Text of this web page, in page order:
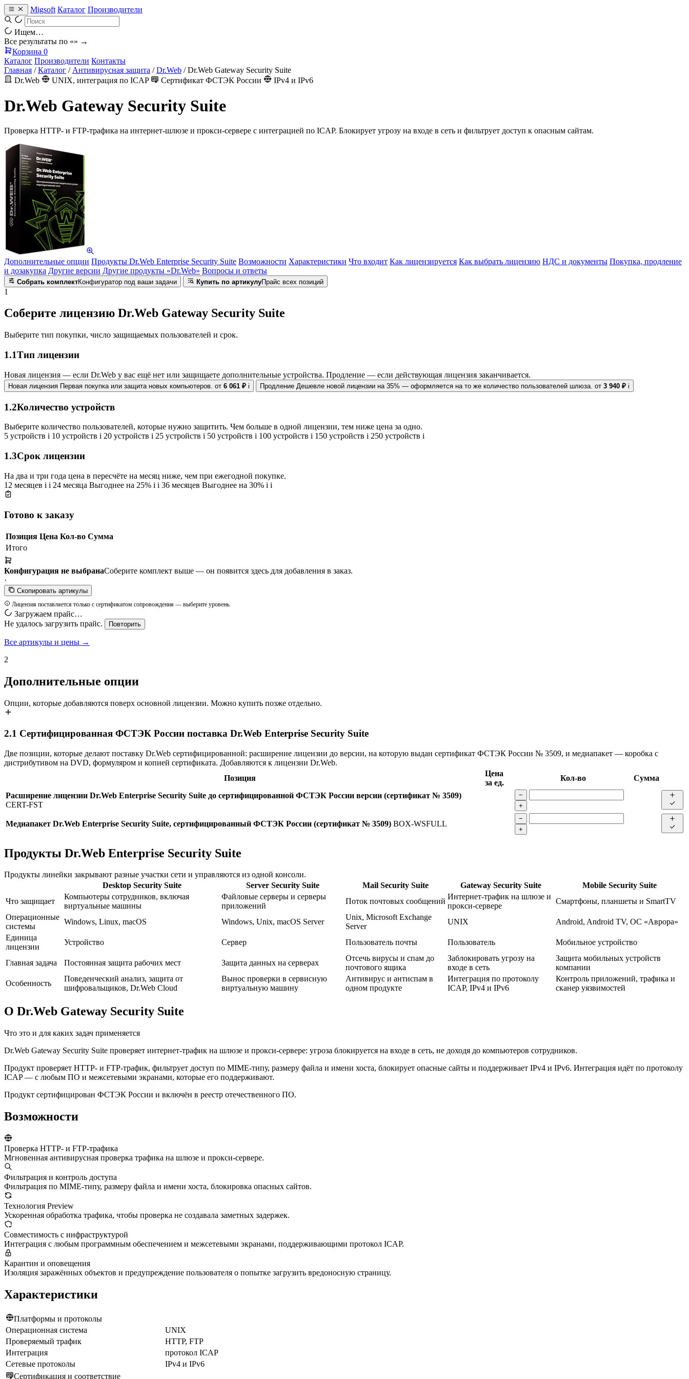
Migsoft Каталог Производители
Ищем…
Все результаты по «» →
Корзина 0
Каталог Производители Контакты
Главная / Каталог / Антивирусная защита / Dr.Web / Dr.Web Gateway Security Suite
Dr.Web
UNIX, интеграция по ICAP Сертификат ФСТЭК России IPv4 и IPv6
Dr.Web Gateway Security Suite
Проверка HTTP- и FTP-трафика на интернет-шлюзе и прокси-сервере с интеграцией по ICAP. Блокирует угрозу на входе в сеть и фильтрует доступ к опасным сайтам.
Дополнительные опции Продукты Dr.Web Enterprise Security Suite Возможности Характеристики Что входит Как лицензируется Как выбрать лицензию НДС и документы Покупка, продление
и дозакупка Другие версии Другие продукты «Dr.Web» Вопросы и ответы
Собрать комплектКонфигуратор под ваши задачи Купить по артикулуПрайс всех позиций
1
Соберите лицензию Dr.Web Gateway Security Suite
Выберите тип покупки, число защищаемых пользователей и срок.
1.1Тип лицензии
Новая лицензия — если Dr.Web у вас ещё нет или защищаете дополнительные устройства. Продление — если действующая лицензия заканчивается.
Новая лицензия Первая покупка или защита новых компьютеров. от 6 061 ₽ i Продление Дешевле новой лицензии на 35% — оформляется на то же количество пользователей шлюза. от 3 940 ₽ i
1.2Количество устройств
Выберите количество пользователей, которые нужно защитить. Чем больше в одной лицензии, тем ниже цена за одно.
5 устройств i 10 устройств i 20 устройств i 25 устройств i 50 устройств i 100 устройств i 150 устройств i 250 устройств i
1.3Срок лицензии
На два и три года цена в пересчёте на месяц ниже, чем при ежегодной покупке.
12 месяцев i i 24 месяца Выгоднее на 25% i i 36 месяцев Выгоднее на 30% i i
Готово к заказу
Позиция Цена Кол-во Сумма
Итого
Конфигурация не выбранаСоберите комплект выше — он появится здесь для добавления в заказ.
·
Скопировать артикулы
Лицензия поставляется только с сертификатом сопровождения — выберите уровень.
Загружаем прайс…
Не удалось загрузить прайс.
Повторить
Все артикулы и цены →
2
Дополнительные опции
Опции, которые добавляются поверх основной лицензии. Можно купить позже отдельно.
2.1 Сертифицированная ФСТЭК России поставка Dr.Web Enterprise Security Suite
Две позиции, которые делают поставку Dr.Web сертифицированной: расширение лицензии до версии, на которую выдан сертификат ФСТЭК России № 3509, и медиапакет — коробка с
дистрибутивом на DVD, формуляром и копией сертификата. Добавляются к лицензии Dr.Web.
Позиция
Цена
за ед.
Кол-во
Сумма
Расширение лицензии Dr.Web Enterprise Security Suite до сертифицированной ФСТЭК России версии (сертификат № 3509)
CERT-FST
−
+
Медиапакет Dr.Web Enterprise Security Suite, сертифицированный ФСТЭК России (сертификат № 3509) BOX-WSFULL
−
+
Продукты Dr.Web Enterprise Security Suite
Продукты линейки закрывают разные участки сети и управляются из одной консоли.
Desktop Security Suite
Server Security Suite Mail Security Suite Gateway Security Suite
Mobile Security Suite
Что защищает
Компьютеры сотрудников, включая
виртуальные машины
Файловые серверы и серверы
приложений
Поток почтовых сообщений
Интернет-трафик на шлюзе и
прокси-сервере
Смартфоны, планшеты и SmartTV
Операционные
системы
Windows, Linux, macOS Windows, Unix, macOS Server
Unix, Microsoft Exchange
Server
UNIX
Android, Android TV, ОС «Аврора»
Единица
лицензии
Устройство Сервер Пользователь почты Пользователь Мобильное устройство
Главная задача Постоянная защита рабочих мест Защита данных на серверах
Отсечь вирусы и спам до
почтового ящика
Заблокировать угрозу на
входе в сеть
Защита мобильных устройств
компании
Особенность
Поведенческий анализ, защита от
шифровальщиков, Dr.Web Cloud
Вынос проверки в сервисную
виртуальную машину
Антивирус и антиспам в
одном продукте
Интеграция по протоколу
ICAP, IPv4 и IPv6
Контроль приложений, трафика и
сканер уязвимостей
О Dr.Web Gateway Security Suite
Что это и для каких задач применяется
Dr.Web Gateway Security Suite проверяет интернет-трафик на шлюзе и прокси-сервере: угроза блокируется на входе в сеть, не доходя до компьютеров сотрудников.
Продукт проверяет HTTP- и FTP-трафик, фильтрует доступ по MIME-типу, размеру файла и имени хоста, блокирует опасные сайты и поддерживает IPv4 и IPv6. Интеграция идёт по протоколу
ICAP — с любым ПО и межсетевыми экранами, которые его поддерживают.
Продукт сертифицирован ФСТЭК России и включён в реестр отечественного ПО.
Возможности
Проверка HTTP- и FTP-трафика
Мгновенная антивирусная проверка трафика на шлюзе и прокси-сервере.
Фильтрация и контроль доступа
Фильтрация по MIME-типу, размеру файла и имени хоста, блокировка опасных сайтов.
Технология Preview
Ускоренная обработка трафика, чтобы проверка не создавала заметных задержек.
Совместимость с инфраструктурой
Интеграция с любым программным обеспечением и межсетевыми экранами, поддерживающими протокол ICAP.
Карантин и оповещения
Изоляция заражённых объектов и предупреждение пользователя о попытке загрузить вредоносную страницу.
Характеристики
Платформы и протоколы
Операционная система
UNIX
Проверяемый трафик
HTTP, FTP
Интеграция
протокол ICAP
Сетевые протоколы
IPv4 и IPv6
Сертификация и соответствие